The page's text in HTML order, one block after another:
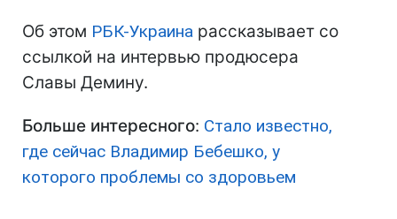
Об этом РБК-Украина рассказывает со
ссылкой на интервью продюсера
Славы Демину.
Больше интересного: Стало известно,
где сейчас Владимир Бебешко, у
которого проблемы со здоровьем